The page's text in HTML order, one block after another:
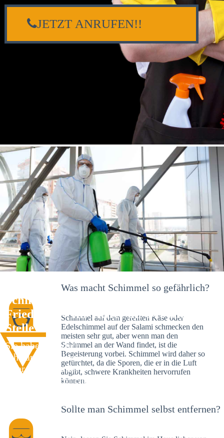
Schimmelexperte in Eurasburg bei
Friedberg – Ihr Helfer an Ort und
Stelle
Sie haben kürzlich
schwarze Flecken an
Ihrer Wand entdeckt?
Schlechte Nachrichten:
Schimmelbefall in
JETZT ANRUFEN!!
Was macht Schimmel so gefährlich?
Schimmel auf dem gereiften Käse oder
Edelschimmel auf der Salami schmecken den
meisten sehr gut, aber wenn man den
Schimmel an der Wand findet, ist die
Begeisterung vorbei. Schimmel wird daher so
gefürchtet, da die Sporen, die er in die Luft
abgibt, schwere Krankheiten hervorrufen
können.
Sollte man Schimmel selbst entfernen?